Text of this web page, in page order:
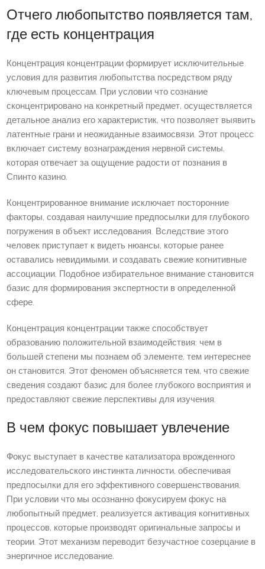
Отчего любопытство появляется там,
где есть концентрация
Концентрация концентрации формирует исключительные
условия для развития любопытства посредством ряду
ключевым процессам. При условии что сознание
сконцентрировано на конкретный предмет, осуществляется
детальное анализ его характеристик, что позволяет выявить
латентные грани и неожиданные взаимосвязи. Этот процесс
включает систему вознаграждения нервной системы,
которая отвечает за ощущение радости от познания в
Спинто казино.
Концентрированное внимание исключает посторонние
факторы, создавая наилучшие предпосылки для глубокого
погружения в объект исследования. Вследствие этого
человек приступает к видеть нюансы, которые ранее
оставались невидимыми, и создавать свежие когнитивные
ассоциации. Подобное избирательное внимание становится
базис для формирования экспертности в определенной
сфере.
Концентрация концентрации также способствует
образованию положительной взаимодействия: чем в
большей степени мы познаем об элементе, тем интереснее
он становится. Этот феномен объясняется тем, что свежие
сведения создают базис для более глубокого восприятия и
предоставляют свежие перспективы для изучения.
В чем фокус повышает увлечение
Фокус выступает в качестве катализатора врожденного
исследовательского инстинкта личности, обеспечивая
предпосылки для его эффективного совершенствования.
При условии что мы осознанно фокусируем фокус на
любопытный предмет, реализуется активация когнитивных
процессов, которые производят оригинальные запросы и
теории. Этот механизм переводит безучастное созерцание в
энергичное исследование.